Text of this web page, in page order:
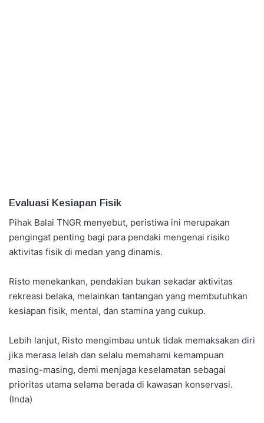
Evaluasi Kesiapan Fisik
Pihak Balai TNGR menyebut, peristiwa ini merupakan
pengingat penting bagi para pendaki mengenai risiko
aktivitas fisik di medan yang dinamis.
Risto menekankan, pendakian bukan sekadar aktivitas
rekreasi belaka, melainkan tantangan yang membutuhkan
kesiapan fisik, mental, dan stamina yang cukup.
Lebih lanjut, Risto mengimbau untuk tidak memaksakan diri
jika merasa lelah dan selalu memahami kemampuan
masing-masing, demi menjaga keselamatan sebagai
prioritas utama selama berada di kawasan konservasi.
(Inda)